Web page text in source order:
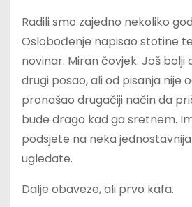
Radili smo zajedno nekoliko
Oslobođenje napisao stotine
novinar. Miran čovjek. Još bolji
drugi posao, ali od pisanja nije
pronašao drugačiji način da
bude drago kad ga sretnem.
podsjete na neka
ugledate.
Dalje obaveze, ali prvo kafa.